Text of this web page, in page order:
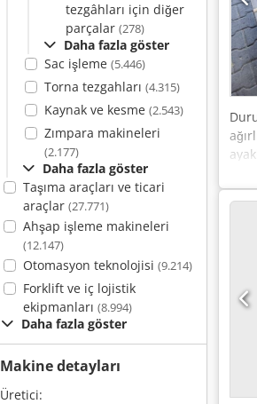
tezgâhları için diğer
parçalar (278)
Daha fazla göster
Sac işleme (5.446)
Torna tezgahları (4.315)
Kaynak ve kesme (2.543)
Zımpara makineleri
(2.177)
Daha fazla göster
Taşıma araçları ve ticari
araçlar (27.771)
Ahşap işleme makineleri
(12.147)
Otomasyon teknolojisi (9.214)
Forklift ve iç lojistik
ekipmanları (8.994)
Daha fazla göster
Makine detayları
Üretici:
(2